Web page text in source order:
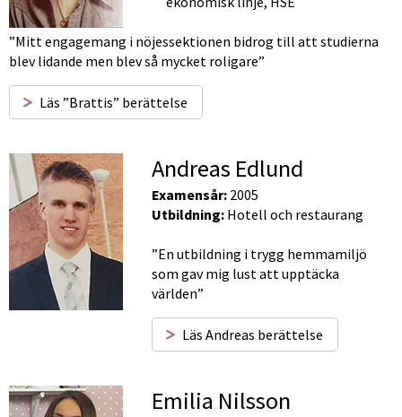
”Mitt engagemang i nöjessektionen bidrog till att studierna
blev lidande men blev så mycket roligare”
Läs ”Brattis” berättelse
Andreas Edlund
Examensår: 2005
Utbildning: Hotell och restaurang
”En utbildning i trygg hemmamiljö
som gav mig lust att upptäcka
världen”
Läs Andreas berättelse
Emilia Nilsson